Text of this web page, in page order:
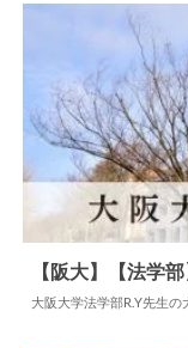
【阪大】【法学
大阪大学法学部R.Y先生の